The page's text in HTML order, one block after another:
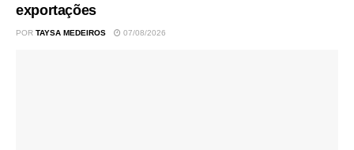
exportações
POR TAYSA MEDEIROS 07/08/2026